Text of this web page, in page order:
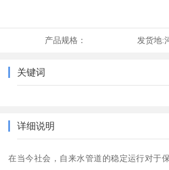
产品规格： 发货地:
关键词
详细说明
在当今社会，自来水管道的稳定运行对于